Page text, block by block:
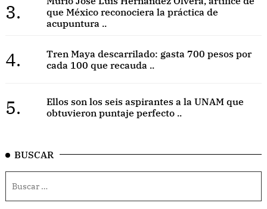
3.
que México reconociera la práctica de
acupuntura ..
4.
Tren Maya descarrilado: gasta 700 pesos por
cada 100 que recauda ..
5.
Ellos son los seis aspirantes a la UNAM que
obtuvieron puntaje perfecto ..
BUSCAR